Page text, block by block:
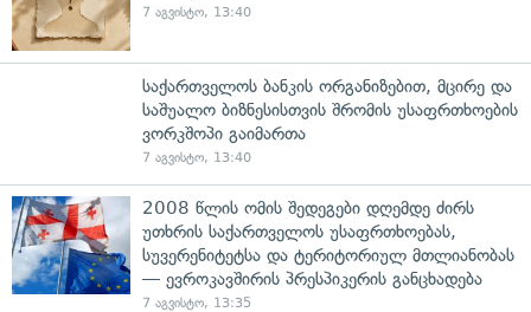
7 აგვისტო, 13:40
საქართველოს ბანკის ორგანიზებით, მცირე და
საშუალო ბიზნესისთვის შრომის უსაფრთხოების
ვორკშოპი გაიმართა
7 აგვისტო, 13:40
2008 წლის ომის შედეგები დღემდე ძირს
უთხრის საქართველოს უსაფრთხოებას,
სუვერენიტეტსა და ტერიტორიულ მთლიანობას
— ევროკავშირის პრესპიკერის განცხადება
7 აგვისტო, 13:35